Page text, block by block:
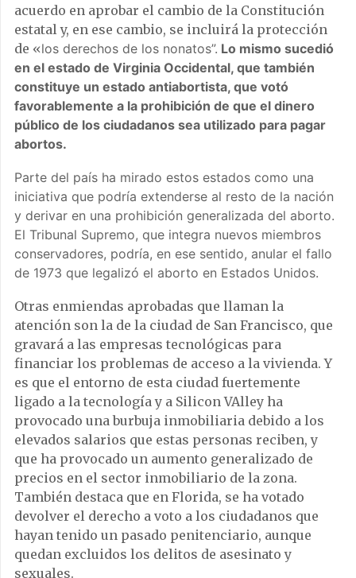
acuerdo en aprobar el cambio de la Constitución
estatal y, en ese cambio, se incluirá la protección
de «los derechos de los nonatos”. Lo mismo sucedió
en el estado de Virginia Occidental, que también
constituye un estado antiabortista, que votó
favorablemente a la prohibición de que el dinero
público de los ciudadanos sea utilizado para pagar
abortos.
Parte del país ha mirado estos estados como una
iniciativa que podría extenderse al resto de la nación
y derivar en una prohibición generalizada del aborto.
El Tribunal Supremo, que integra nuevos miembros
conservadores, podría, en ese sentido, anular el fallo
de 1973 que legalizó el aborto en Estados Unidos.
Otras enmiendas aprobadas que llaman la
atención son la de la ciudad de San Francisco, que
gravará a las empresas tecnológicas para
financiar los problemas de acceso a la vivienda. Y
es que el entorno de esta ciudad fuertemente
ligado a la tecnología y a Silicon VAlley ha
provocado una burbuja inmobiliaria debido a los
elevados salarios que estas personas reciben, y
que ha provocado un aumento generalizado de
precios en el sector inmobiliario de la zona.
También destaca que en Florida, se ha votado
devolver el derecho a voto a los ciudadanos que
hayan tenido un pasado penitenciario, aunque
quedan excluidos los delitos de asesinato y
sexuales.